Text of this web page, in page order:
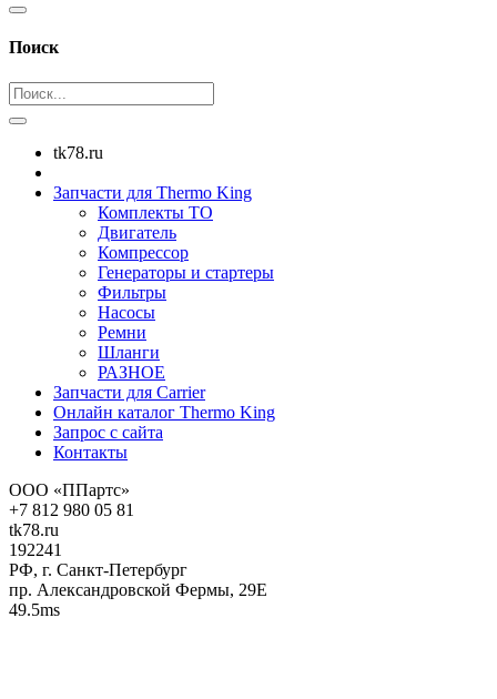
Поиск
tk78.ru
Запчасти для Thermo King
Комплекты ТО
Двигатель
Компрессор
Генераторы и стартеры
Фильтры
Насосы
Ремни
Шланги
РАЗНОЕ
Запчасти для Carrier
Онлайн каталог Thermo King
Запрос с сайта
Контакты
ООО «ППартс»
+7 812 980 05 81
tk78.ru
192241
РФ, г. Санкт-Петербург
пр. Александровской Фермы, 29Е
49.5ms